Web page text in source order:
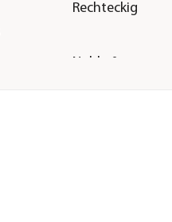
Rechteckig
Nobby®